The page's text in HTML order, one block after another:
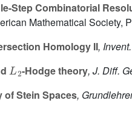
Step Combinatorial
Mathematical Society,
Homology II,
L
-Hodge theory, J. Diff.
of Stein Spaces,